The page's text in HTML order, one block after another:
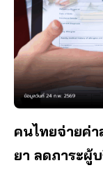
คนไทยจ่ายค่า
ยา ลดภาระผู้